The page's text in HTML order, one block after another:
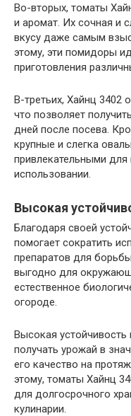
Во-вторых, томаты
и аромат. Их сочная и
вкусу даже самым
этому, эти помидоры
приготовления
В-третьих, Хайнц 3402
что позволяет
дней после посева.
крупные и слегка
привлекательными
использовании.
Высокая
Благодаря своей
помогает сократить
препаратов для
выгодно для
естественное
огороде.
Высокая
получать урожай в
его качество на
этому, томаты Хайнц
для долгосрочного
кулинарии.